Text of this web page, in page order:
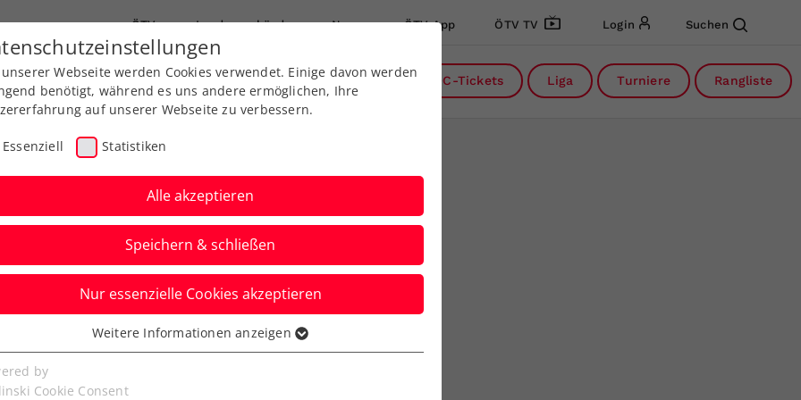
ÖTV Landesverbände News ÖTV App ÖTV TV Login Suchen
Ausbildung Services Über uns DC-Tickets Liga Turniere Rangliste
– Finnland live
und ÖTV TV
Webseite werden Cookies verwendet. Einige davon werden
benötigt, während es uns andere ermöglichen, Ihre
auf unserer Webseite zu verbessern.
Essenziell Statistiken
Alle akzeptieren
Speichern & schließen
Nur essenzielle Cookies akzeptieren
Cookies werden für grundlegende Funktionen der
benötigt. Dadurch ist gewährleistet, dass die Webseite
Weitere Informationen anzeigen
by
Cookie Consent